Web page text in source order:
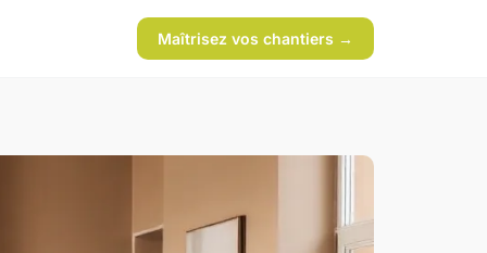
Maîtrisez vos chantiers →